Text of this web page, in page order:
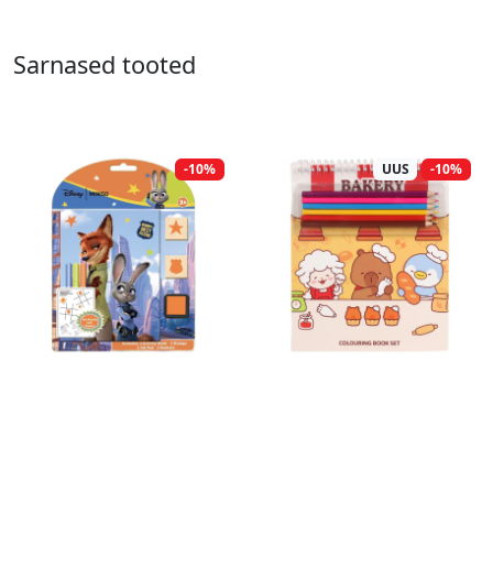
Sarnased tooted
-10% UUS -10%